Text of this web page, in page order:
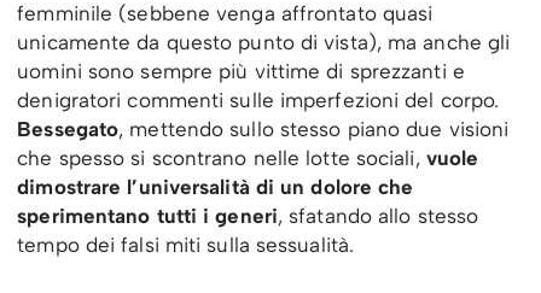
femminile (sebbene venga affrontato quasi
unicamente da questo punto di vista), ma anche gli
uomini sono sempre più vittime di sprezzanti e
denigratori commenti sulle imperfezioni del corpo.
Bessegato, mettendo sullo stesso piano due visioni
che spesso si scontrano nelle lotte sociali, vuole
dimostrare l’universalità di un dolore che
sperimentano tutti i generi, sfatando allo stesso
tempo dei falsi miti sulla sessualità.